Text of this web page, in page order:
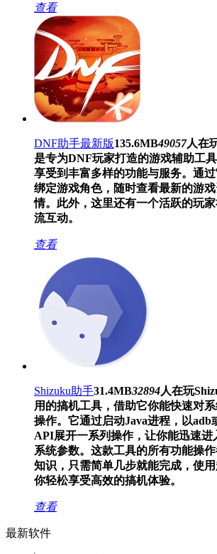
查看
DNF助手最新版135.6MB49057人在
是专为DNF玩家打造的游戏辅助工
享受到丰富多样的功能与服务。通
绑定游戏角色，随时查看最新的游
情。此外，这里还有一个活跃的玩
流互动。
查看
Shizuku助手31.4MB32894人在玩
用的搞机工具，借助它你能快速对
操作。它通过启动Java进程，以adb
API展开一系列操作，让你能迅速
系统参数。这款工具的所有功能操
知识，只需简单几步就能完成，使
你轻松享受高效的搞机体验。
查看
最新软件